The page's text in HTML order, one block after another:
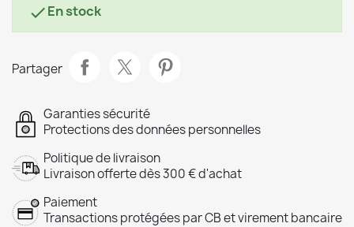
En stock
Partager
Garanties sécurité
Protections des données personnelles
Politique de livraison
Livraison offerte dès 300 € d'achat
Paiement
Transactions protégées par CB et virement bancaire